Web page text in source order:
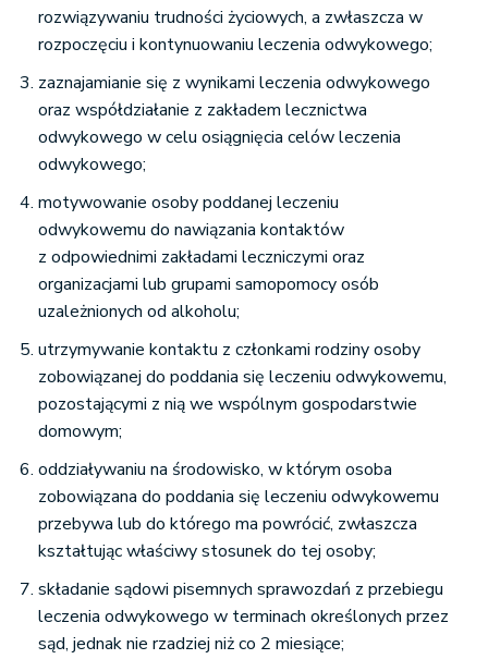
rozwiązywaniu trudności życiowych, a zwłaszcza w
rozpoczęciu i kontynuowaniu leczenia odwykowego;
zaznajamianie się z wynikami leczenia odwykowego
oraz współdziałanie z zakładem lecznictwa
odwykowego w celu osiągnięcia celów leczenia
odwykowego;
motywowanie osoby poddanej leczeniu
odwykowemu do nawiązania kontaktów
z odpowiednimi zakładami leczniczymi oraz
organizacjami lub grupami samopomocy osób
uzależnionych od alkoholu;
utrzymywanie kontaktu z członkami rodziny osoby
zobowiązanej do poddania się leczeniu odwykowemu,
pozostającymi z nią we wspólnym gospodarstwie
domowym;
oddziaływaniu na środowisko, w którym osoba
zobowiązana do poddania się leczeniu odwykowemu
przebywa lub do którego ma powrócić, zwłaszcza
kształtując właściwy stosunek do tej osoby;
składanie sądowi pisemnych sprawozdań z przebiegu
leczenia odwykowego w terminach określonych przez
sąd, jednak nie rzadziej niż co 2 miesiące;